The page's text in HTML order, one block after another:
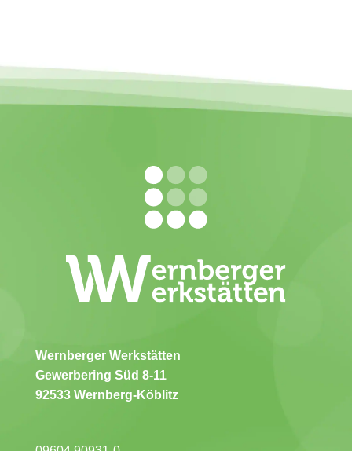
Wernberger Werkstätten
Gewerbering Süd 8-11
92533 Wernberg-Köblitz